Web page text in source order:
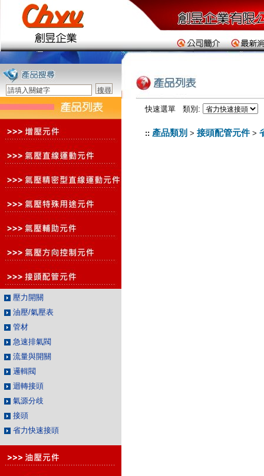
壓力開關
油壓/氣壓表
管材
急速排氣閥
流量與開關
邏輯閥
迴轉接頭
氣源分歧
接頭
省力快速接頭
快速選單 類別:
:: 產品類別 > 接頭配管元件 >